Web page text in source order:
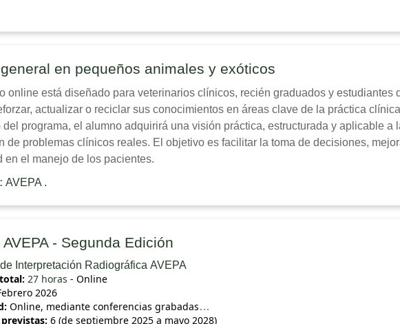
Práctica: Se recibirá un certificado independiente de asistencia a la practica.
en pequeños animales y exóticos
online está diseñado para veterinarios clínicos, recién graduados y estudiantes
actualizar o reciclar sus conocimientos en áreas clave de la práctica
del programa, el alumno adquirirá una visión práctica, estructurada y aplicable a
de problemas clínicos reales. El objetivo es facilitar la toma de decisiones,
en el manejo de los pacientes.
AVEPA .
- Segunda Edición
Interpretación Radiográfica AVEPA
27 horas - Online
2026
Online, mediante conferencias grabadas
6 (de septiembre 2025 a mayo 2028)